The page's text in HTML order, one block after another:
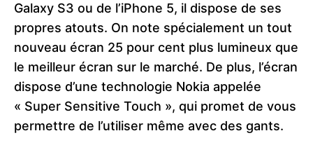
Galaxy S3 ou de l’iPhone 5, il dispose de ses
propres atouts. On note spécialement un tout
nouveau écran 25 pour cent plus lumineux que
le meilleur écran sur le marché. De plus, l’écran
dispose d’une technologie Nokia appelée
« Super Sensitive Touch », qui promet de vous
permettre de l’utiliser même avec des gants.